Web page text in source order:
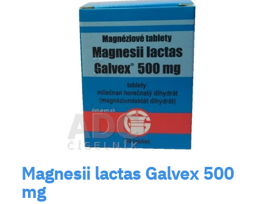
Magnesii lactas Galvex 500
mg